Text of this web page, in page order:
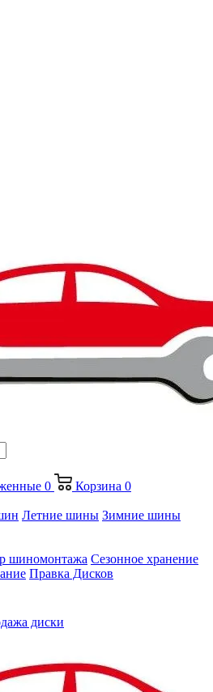
0 Корзина 0
Летние шины Зимние шины
шиномонтажа Сезонное хранение
Правка Дисков
диски